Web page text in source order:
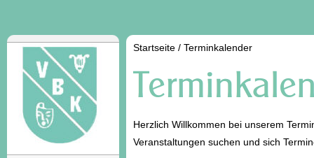
Startseite / Terminkalender
Herzlich Willkommen bei unserem
Veranstaltungen suchen und sich